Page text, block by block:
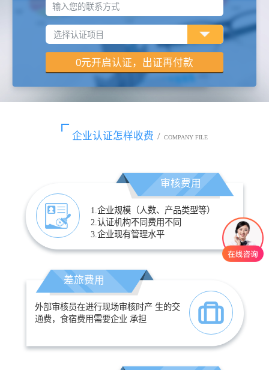
输入您的联系方式
企业认证怎样收费 / COMPANY FILE
审核费用
1.企业规模（人数、产品类型等）
2.认证机构不同费用不同
3.企业现有管理水平
差旅费用
外部审核员在进行现场审核时产 生的交
通费，食宿费用需要企业 承担